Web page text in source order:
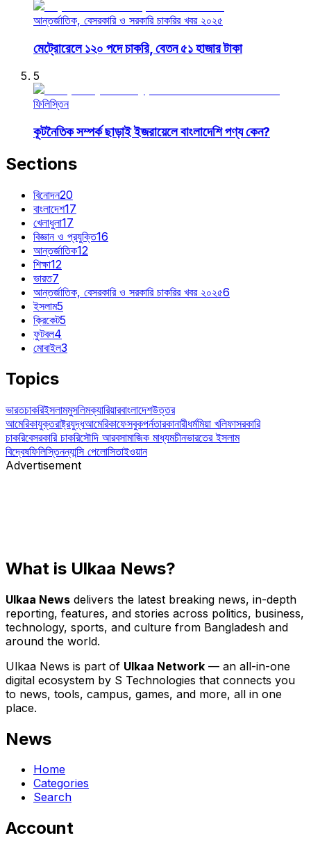
আন্তর্জাতিক, বেসরকারি ও সরকারি চাকরির খবর ২০২৫
মেট্রোরেলে ১২০ পদে চাকরি, বেতন ৫১ হাজার টাকা
5
ফিলিস্তিন
কূটনৈতিক সম্পর্ক ছাড়াই ইজরায়েলে বাংলাদেশি পণ্য কেন?
Sections
বিনোদন20
বাংলাদেশ17
খেলাধুলা17
বিজ্ঞান ও প্রযুক্তি16
আন্তর্জাতিক12
শিক্ষা12
ভারত7
আন্তর্জাতিক, বেসরকারি ও সরকারি চাকরির খবর ২০২৫6
ইসলাম5
ক্রিকেট5
ফুটবল4
মোবাইল3
Topics
ভারতচাকরিইসলামমুসলিমক্যারিয়ারবাংলাদেশউত্তর
আমেরিকাযুক্তরাষ্ট্রযুদ্ধআমেরিকাফেসবুকপর্নতারকানারীধর্মমিয়া খলিফাসরকারি
চাকরিবেসরকারি চাকরিসৌদি আরবসামাজিক মাধ্যমচীনভারতের ইসলাম
বিদ্বেষফিলিস্তিনন্যান্সি পেলোসিতাইওয়ান
Advertisement
What is Ulkaa News?
Ulkaa News delivers the latest breaking news, in-depth
reporting, features, and stories across politics, business,
technology, sports, and culture from Bangladesh and
around the world.
Ulkaa News is part of Ulkaa Network — an all-in-one
digital ecosystem by S Technologies that connects you
to news, tools, campus, games, and more, all in one
place.
News
Home
Categories
Search
Account